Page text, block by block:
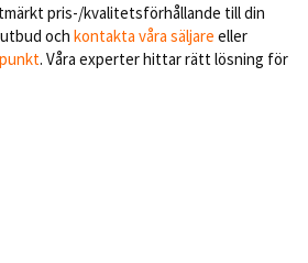
pris-/kvalitetsförhållande till din
och kontakta våra säljare eller
. Våra experter hittar rätt lösning för